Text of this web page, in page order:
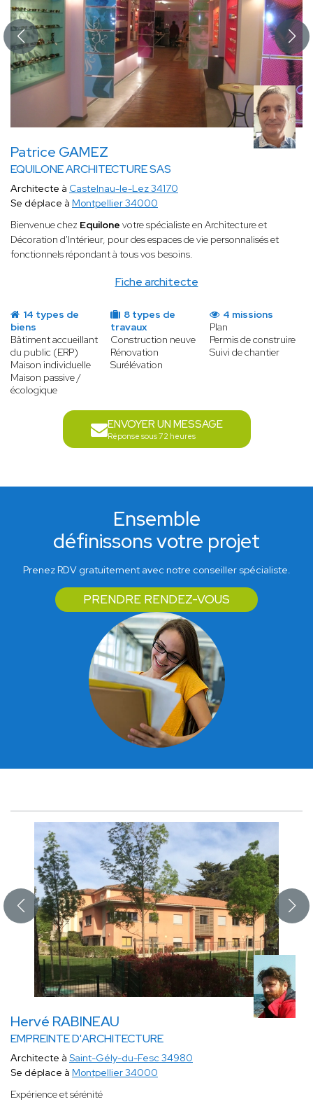
Patrice GAMEZ
EQUILONE ARCHITECTURE SAS
Fiche architecte
Architecte à Castelnau-le-Lez 34170
Se déplace à Montpellier 34000
Bienvenue chez Equilone votre spécialiste en Architecture et
Décoration d'Intérieur, pour des espaces de vie personnalisés et
fonctionnels répondant à tous vos besoins.
14 types de
biens
Bâtiment accueillant
du public (ERP)
Maison individuelle
Maison passive /
écologique
8 types de
travaux
Construction neuve
Rénovation
Surélévation
4 missions
Plan
Permis de construire
Suivi de chantier
ENVOYER UN MESSAGE
Réponse sous 72 heures
Ensemble
définissons votre projet
Prenez RDV gratuitement avec notre conseiller spécialiste.
PRENDRE RENDEZ-VOUS
Hervé RABINEAU
EMPREINTE D'ARCHITECTURE
Architecte à Saint-Gély-du-Fesc 34980
Se déplace à Montpellier 34000
Expérience et sérénité